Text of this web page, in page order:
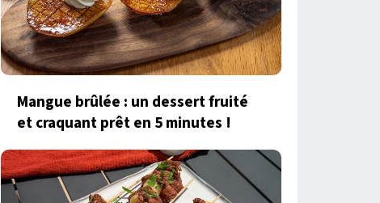
Mangue brûlée : un dessert fruité
et craquant prêt en 5 minutes !